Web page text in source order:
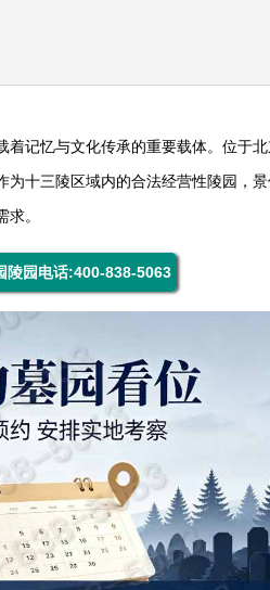
记忆与文化传承的重要载体。位于
十三陵区域内的合法经营性陵园，
。
陵园电话:400-838-5063